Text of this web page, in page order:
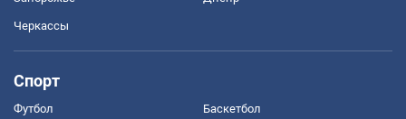
Черкассы
Спорт
Футбол Баскетбол